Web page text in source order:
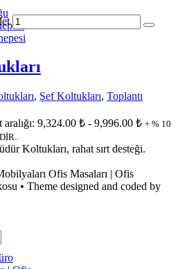
, Şef Koltukları, Toplantı
aralığı: 9,324.00 ₺ - 9,996.00 ₺ + % 10
Koltukları, rahat sırt desteği.
Ofis Masaları | Ofis
• Theme designed and coded by